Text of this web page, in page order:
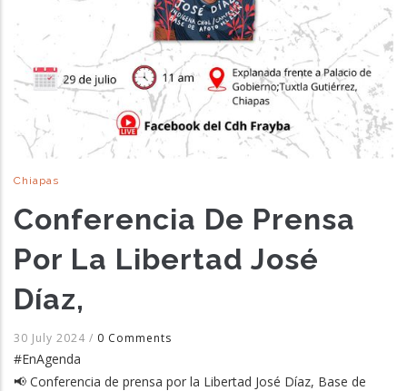
Chiapas
Conferencia De Prensa
Por La Libertad José
Díaz,
30 July 2024 / 0 Comments
#EnAgenda
📢 Conferencia de prensa por la Libertad José Díaz, Base de